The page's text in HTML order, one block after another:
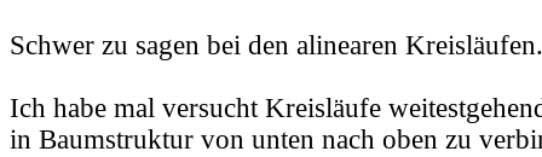
Schwer zu sagen bei den alinearen Kreisläufen.
Ich habe mal versucht Kreisläufe
in Baumstruktur von unten nach oben zu